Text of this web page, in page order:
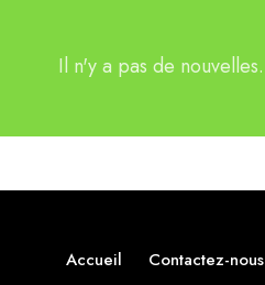
Il n'y a pas de nouvelles.
Accueil Contactez-nous